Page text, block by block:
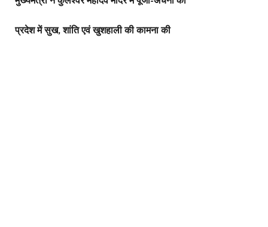
प्रदेश में सुख, शांति एवं खुशहाली की कामना की